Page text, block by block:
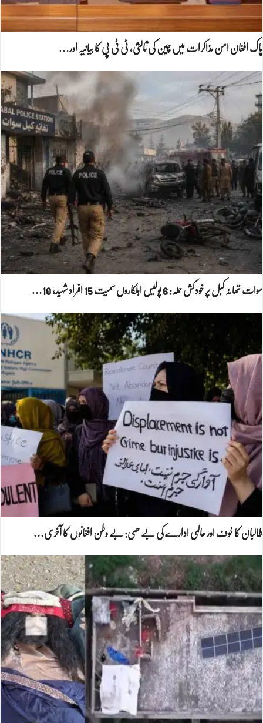
پاک افغان امن مذاکرات میں چین کی ثالثی، ٹی ٹی پی کا بیانیہ اور…
سوات تھانہ کبل پر خودکش حملہ: 6 پولیس اہلکاروں سمیت 15 افراد شہید، 10…
طالبان کا خوف اور عالمی ادارے کی بے حسی: بے وطن افغانوں کا آخری…